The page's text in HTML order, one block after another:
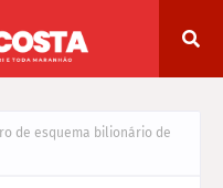
de esquema bilionário de